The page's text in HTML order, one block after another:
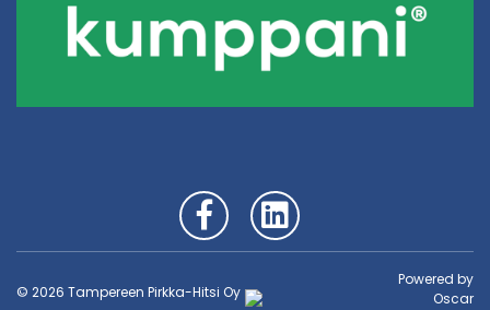
© 2026 Tampereen Pirkka-Hitsi Oy
Powered by